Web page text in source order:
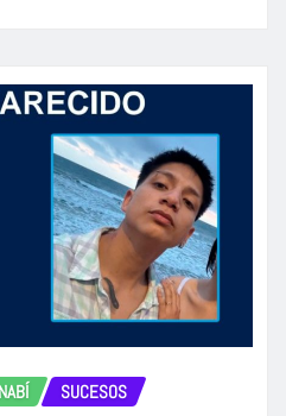
SUCESOS